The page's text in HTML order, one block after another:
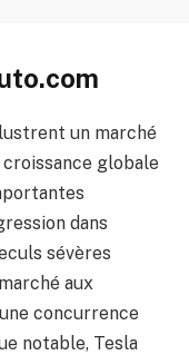
un marché
globale
dans
sévères
aux
concurrence
notable, Tesla